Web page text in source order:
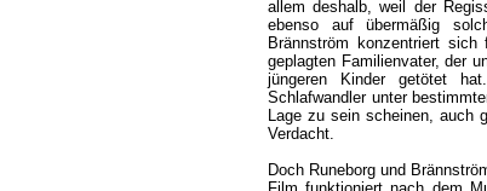
allem deshalb, weil der
ebenso auf übermäßig
Brännström konzentriert
geplagten Familienvater, der
jüngeren Kinder getötet
Schlafwandler unter
Lage zu sein scheinen, auch
Verdacht.
Doch Runeborg und